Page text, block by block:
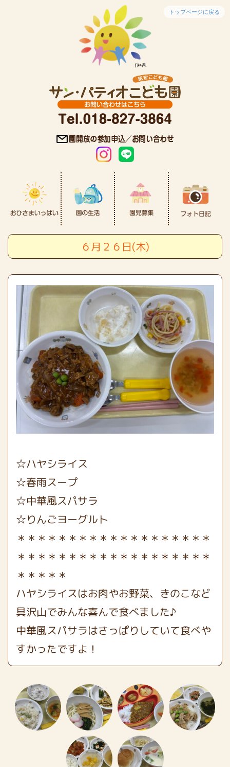
トップページに戻る
６月２６日(木)
☆ハヤシライス
☆春雨スープ
☆中華風スパサラ
☆りんごヨーグルト
＊＊＊＊＊＊＊＊＊＊＊＊＊＊＊＊＊＊＊
＊＊＊＊＊＊＊＊＊＊＊＊＊＊＊＊＊＊＊
＊＊＊＊＊
ハヤシライスはお肉やお野菜、きのこなど
具沢山でみんな喜んで食べました♪
中華風スパサラはさっぱりしていて食べや
すかったですよ！